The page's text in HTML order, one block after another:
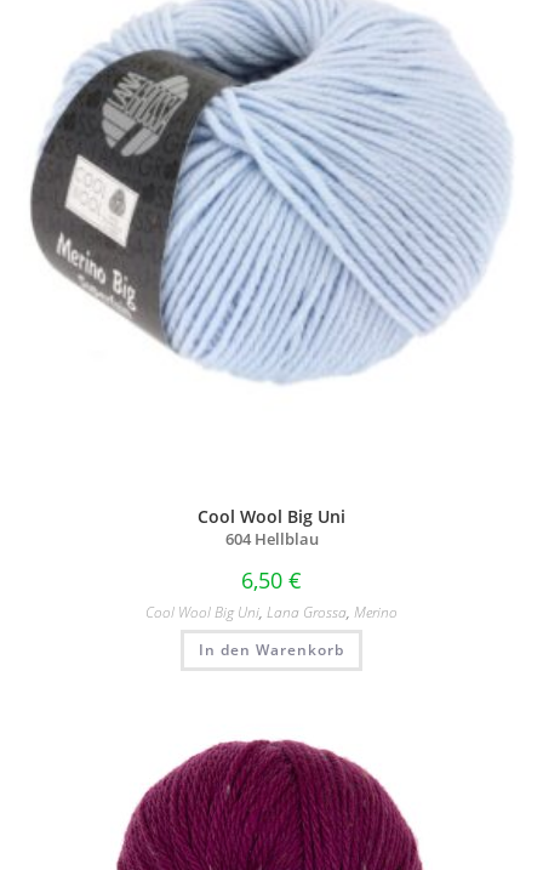
Cool Wool Big Uni
604 Hellblau
6,50 €
Cool Wool Big Uni, Lana Grossa, Merino
In den Warenkorb